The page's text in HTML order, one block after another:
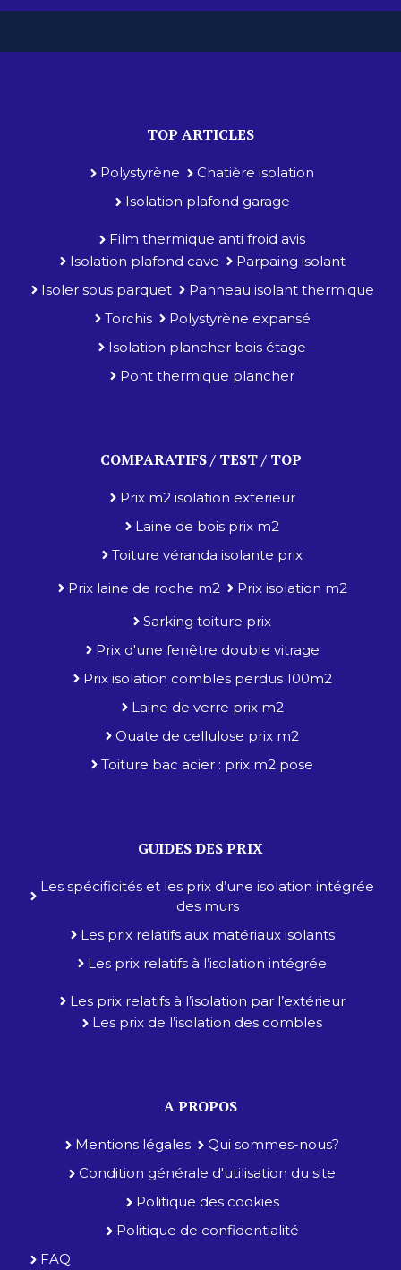
TOP ARTICLES
Polystyrène
Chatière isolation
Isolation plafond garage
Film thermique anti froid avis
Isolation plafond cave
Parpaing isolant
Isoler sous parquet
Panneau isolant thermique
Torchis
Polystyrène expansé
Isolation plancher bois étage
Pont thermique plancher
COMPARATIFS / TEST / TOP
Prix m2 isolation exterieur
Laine de bois prix m2
Toiture véranda isolante prix
Prix laine de roche m2
Prix isolation m2
Sarking toiture prix
Prix d'une fenêtre double vitrage
Prix isolation combles perdus 100m2
Laine de verre prix m2
Ouate de cellulose prix m2
Toiture bac acier : prix m2 pose
GUIDES DES PRIX
Les spécificités et les prix d’une isolation intégrée
des murs
Les prix relatifs aux matériaux isolants
Les prix relatifs à l’isolation intégrée
Les prix relatifs à l’isolation par l’extérieur
Les prix de l’isolation des combles
A PROPOS
Mentions légales
Qui sommes-nous?
Condition générale d'utilisation du site
Politique des cookies
Politique de confidentialité
FAQ